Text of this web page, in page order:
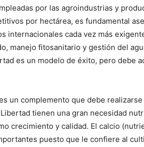
por las agroindustrias y
por hectárea, es fundamental
internacionales cada vez más
manejo fitosanitario y gestión del
es un modelo de éxito, pero debe
un complemento que debe
tienen una gran necesidad
crecimiento y calidad. El calcio
puesto que le confiere al